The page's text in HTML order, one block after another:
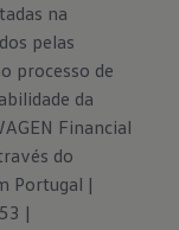
na
pelas
processo de
da
Financial
do
Portugal |
|